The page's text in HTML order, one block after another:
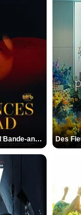
Les Silences de Riyad Bande-annonce VO STFR